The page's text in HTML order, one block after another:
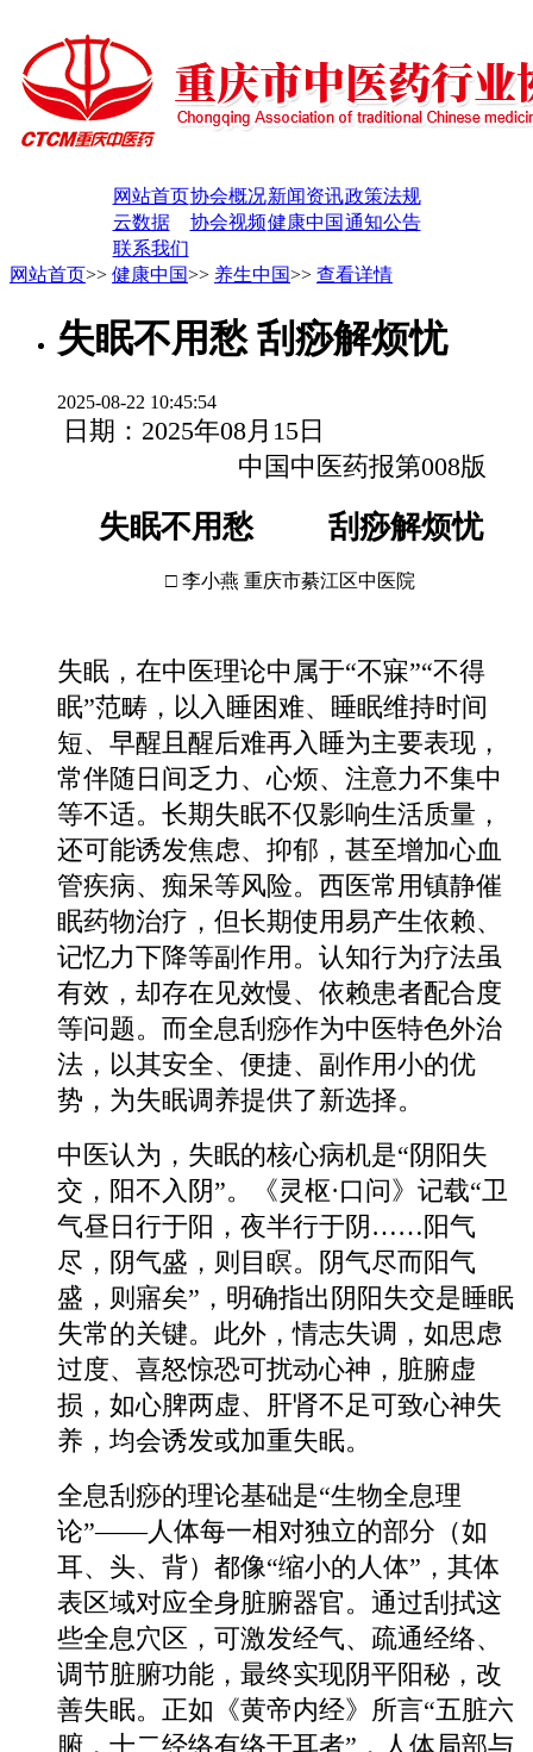
网站首页协会概况新闻资讯政策法规
云数据
协会视频健康中国通知公告
联系我们
网站首页>> 健康中国>> 养生中国>> 查看详情
失眠不用愁 刮痧解烦忧
2025-08-22 10:45:54
日期：2025年08月15日
中国中医药报第008版
失眠不用愁 刮痧解烦忧
□ 李小燕 重庆市綦江区中医院
失眠，在中医理论中属于“不寐”“不得
眠”范畴，以入睡困难、睡眠维持时间
短、早醒且醒后难再入睡为主要表现，
常伴随日间乏力、心烦、注意力不集中
等不适。长期失眠不仅影响生活质量，
还可能诱发焦虑、抑郁，甚至增加心血
管疾病、痴呆等风险。西医常用镇静催
眠药物治疗，但长期使用易产生依赖、
记忆力下降等副作用。认知行为疗法虽
有效，却存在见效慢、依赖患者配合度
等问题。而全息刮痧作为中医特色外治
法，以其安全、便捷、副作用小的优
势，为失眠调养提供了新选择。
中医认为，失眠的核心病机是“阴阳失
交，阳不入阴”。《灵枢·口问》记载“卫
气昼日行于阳，夜半行于阴……阳气
尽，阴气盛，则目瞑。阴气尽而阳气
盛，则寤矣”，明确指出阴阳失交是睡眠
失常的关键。此外，情志失调，如思虑
过度、喜怒惊恐可扰动心神，脏腑虚
损，如心脾两虚、肝肾不足可致心神失
养，均会诱发或加重失眠。
全息刮痧的理论基础是“生物全息理
论”——人体每一相对独立的部分（如
耳、头、背）都像“缩小的人体”，其体
表区域对应全身脏腑器官。通过刮拭这
些全息穴区，可激发经气、疏通经络、
调节脏腑功能，最终实现阴平阳秘，改
善失眠。正如《黄帝内经》所言“五脏六
腑，十二经络有络于耳者”，人体局部与